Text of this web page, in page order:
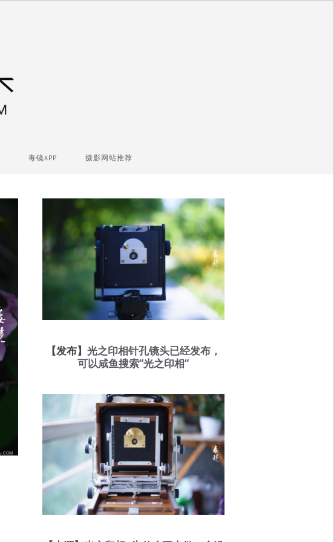
毒镜APP 摄影网站推荐
【发布】 光之印相针孔镜头已经发布，
可以咸鱼搜索“光之印相“